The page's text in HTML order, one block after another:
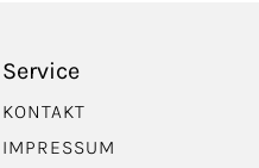
Service
KONTAKT
IMPRESSUM